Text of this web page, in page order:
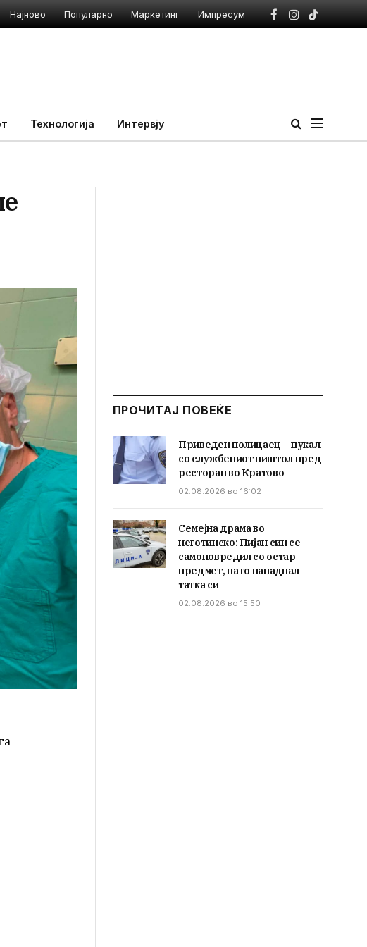
Најново Популарно Маркетинг Импресум
Facebook
Instagram
TikTok
Технологија Интервју
ПРОЧИТАЈ ПОВЕЌЕ
Приведен полицаец – пукал
со службениот пиштол пред
ресторан во Кратово
02.08.2026 во 16:02
Семејна драма во
неготинско: Пијан син се
самоповредил со остар
предмет, па го нападнал
татка си
02.08.2026 во 15:50